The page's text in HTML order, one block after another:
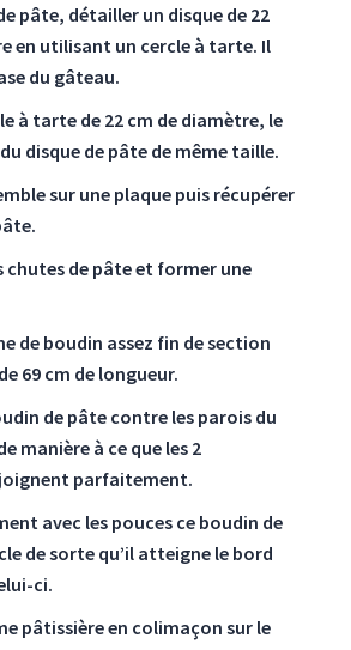
pâte, détailler un disque de 22
en utilisant un cercle à tarte. Il
du gâteau.
à tarte de 22 cm de diamètre, le
disque de pâte de même taille.
sur une plaque puis récupérer
chutes de pâte et former une
de boudin assez fin de section
69 cm de longueur.
de pâte contre les parois du
manière à ce que les 2
parfaitement.
avec les pouces ce boudin de
de sorte qu’il atteigne le bord
ci.
pâtissière en colimaçon sur le